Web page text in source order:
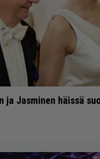
ja Jasminen häissä